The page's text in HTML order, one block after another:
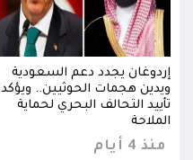
إردوغان يجدد دعم السعودية
ويدين هجمات الحوثيين.. ويؤكد
تأييد التحالف البحري لحماية
الملاحة
منذ 4 أيام